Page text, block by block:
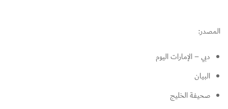
المصدر:
دبي – الإمارات اليوم
البيان
صحيفة الخليج